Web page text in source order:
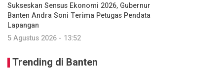
Sukseskan Sensus Ekonomi 2026, Gubernur
Banten Andra Soni Terima Petugas Pendata
Lapangan
5 Agustus 2026 - 13:52
Trending di Banten